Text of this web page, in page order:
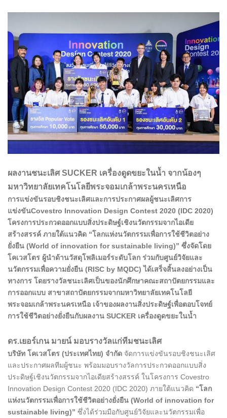
ผลงานชนะเลิศ SUCKER เครื่องดูดขยะในน้ำ จากน้องๆ
มหาวิทยาลัยเทคโนโลยีพระจอมเกล้าพระนครเหนือ
การแข่งขันรอบชิงชนะเลิศและการประกาศผลผู้ชนะเลิศการ
แข่งขันCovestro Innovation Design Contest 2020 (IDC 2020)
โครงการประกวดออกแบบสิ่งประดิษฐ์เชิงนวัตกรรมจากไอเดีย
สร้างสรรค์ ภายใต้แนวคิด “โลกแห่งนวัตกรรมเพื่อการใช้ชีวิตอย่าง
ยั่งยืน (World of innovation for sustainable living)” ซึ่งจัดโดย
โคเวสโตร ผู้นำด้านวัสดุโพลิเมอร์ระดับโลก ร่วมกับศูนย์วิจัยและ
นวัตกรรมเพื่อความยั่งยืน (RISC by MQDC) ได้เสร็จสิ้นลงอย่างเป็น
ทางการ โดยรางวัลชนะเลิศเป็นของนักศึกษาคณะสถาปัตยกรรมและ
การออกแบบ สาขาสถาปัตยกรรมจากมหาวิทยาลัยเทคโนโลยี
พระจอมเกล้าพระนครเหนือ เจ้าของผลงานสิ่งประดิษฐ์เพื่อตอบโจทย์
การใช้ชีวิตอย่างยั่งยืนกับผลงาน SUCKER เครื่องดูดขยะในน้ำ
ดร.เยอร์เกน มายน์ มอบรางวัลแก่ทีมชนะเลิศ
บริษัท โคเวสโตร (ประเทศไทย) จำกัด จัดการแข่งขันรอบชิงชนะเลิศ
และประกาศผลทีมผู้ชนะ พร้อมมอบรางวัลการประกวดออกแบบสิ่ง
ประดิษฐ์เชิงนวัตกรรมจากไอเดียสร้างสรรค์ ในโครงการ Covestro
Innovation Design Contest 2020 (IDC 2020) ภายใต้แนวคิด “โลก
แห่งนวัตกรรมเพื่อการใช้ชีวิตอย่างยั่งยืน (World of innovation for
sustainable living)” ซึ่งได้ร่วมมือกับศูนย์วิจัยและนวัตกรรมเพื่อ